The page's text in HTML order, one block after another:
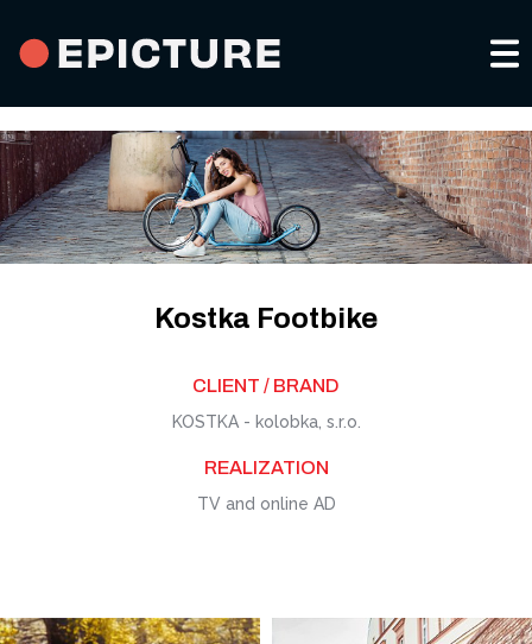
Portfolio a services
Video for social media
Company and product videos
Events and promoting
About us
Kostka Footbike
CLIENT / BRAND
KOSTKA - kolobka, s.r.o.
REALIZATION
TV and online AD